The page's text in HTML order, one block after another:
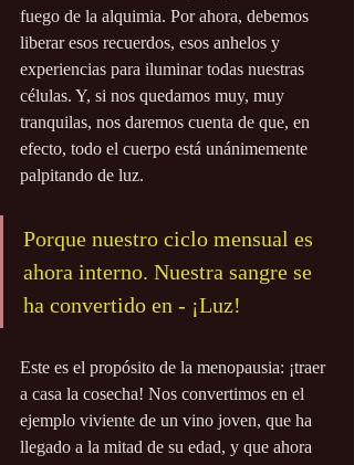
fuego de la alquimia. Por ahora, debemos
liberar esos recuerdos, esos anhelos y
experiencias para iluminar todas nuestras
células. Y, si nos quedamos muy, muy
tranquilas, nos daremos cuenta de que, en
efecto, todo el cuerpo está unánimemente
palpitando de luz.
Porque nuestro ciclo mensual es
ahora interno. Nuestra sangre se
ha convertido en - ¡Luz!
Este es el propósito de la menopausia: ¡traer
a casa la cosecha! Nos convertimos en el
ejemplo viviente de un vino joven, que ha
llegado a la mitad de su edad, y que ahora